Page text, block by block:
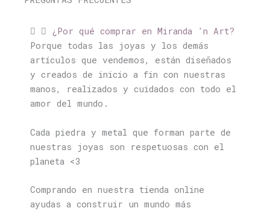
¿Por qué comprar en Miranda 'n Art?
Porque todas las joyas y los demás
artículos que vendemos, están diseñados
y creados de inicio a fin con nuestras
manos, realizados y cuidados con todo el
amor del mundo.
Cada piedra y metal que forman parte de
nuestras joyas son respetuosas con el
planeta <3
Comprando en nuestra tienda online
ayudas a construir un mundo más